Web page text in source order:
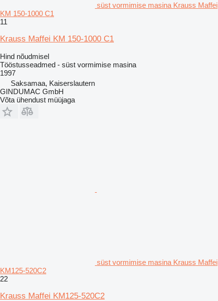
süst vormimise masina Krauss Maffei
KM 150-1000 C1
11
Krauss Maffei KM 150-1000 C1
Hind nõudmisel
Tööstusseadmed - süst vormimise masina
1997
Saksamaa, Kaiserslautern
GINDUMAC GmbH
Võta ühendust müüjaga
süst vormimise masina Krauss Maffei
KM125-520C2
22
Krauss Maffei KM125-520C2